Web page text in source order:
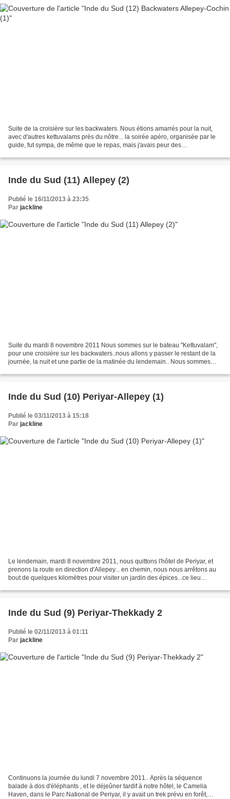
Suite de la croisière sur les backwaters. Nous étions amarrés pour la nuit,
avec d'autres kettuvalams près du nôtre... la soirée apéro, organisée par le
guide, fut sympa, de même que le repas, mais j'avais peur des
Inde du Sud (11) Allepey (2)
Publié le 16/11/2013 à 23:35
Par jackline
Suite du mardi 8 novembre 2011 Nous sommes sur le bateau "Kettuvalam",
pour une croisière sur les backwaters..nous allons y passer le restant de la
journée, la nuit et une partie de la matinée du lendemain.. Nous sommes
Inde du Sud (10) Periyar-Allepey (1)
Publié le 03/11/2013 à 15:18
Par jackline
Le lendemain, mardi 8 novembre 2011, nous quittons l'hôtel de Periyar, et
prenons la route en direction d'Allepey... en chemin, nous nous arrêtons au
bout de quelques kilomètres pour visiter un jardin des épices...ce lieu
Inde du Sud (9) Periyar-Thekkady 2
Publié le 02/11/2013 à 01:11
Par jackline
Continuons la journée du lundi 7 novembre 2011.. Après la séquence
balade à dos d'éléphants , et le déjeûner tardif à notre hôtel, le Camelia
Haven, dans le Parc National de Periyar, il y avait un trek prévu en forêt,